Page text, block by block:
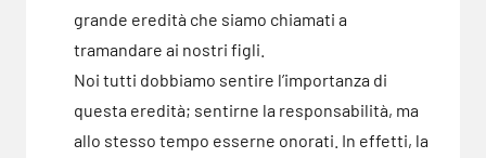
grande eredità che siamo chiamati a
tramandare ai nostri figli.
Noi tutti dobbiamo sentire l’importanza di
questa eredità; sentirne la responsabilità, ma
allo stesso tempo esserne onorati. In effetti, la